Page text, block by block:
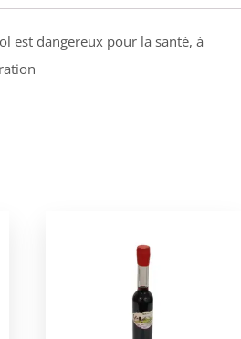
est dangereux pour la santé, à